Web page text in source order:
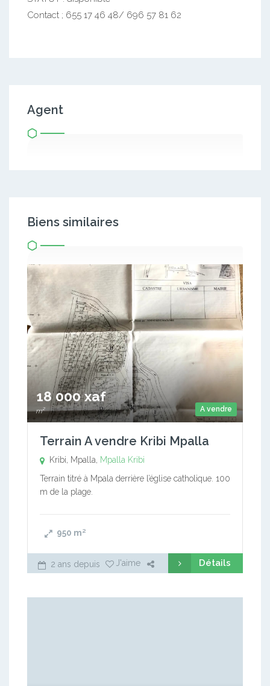
Contact ; 655 17 46 48/ 696 57 81 62
Agent
Biens similaires
A vendre
18 000 xaf
m²
Terrain A vendre Kribi Mpalla
Kribi, Mpalla, Mpalla Kribi
Terrain titré à Mpala derrière l’église catholique. 100
m de la plage.
950 m²
2 ans depuis J'aime Détails